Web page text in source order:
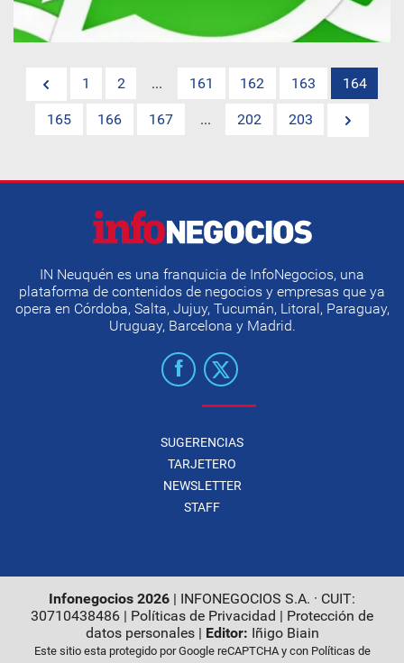
1 2 ... 161 162 163 164
165 166 167 ... 202 203
IN Neuquén es una franquicia de InfoNegocios, una
plataforma de contenidos de negocios y empresas que ya
opera en Córdoba, Salta, Jujuy, Tucumán, Litoral, Paraguay,
Uruguay, Barcelona y Madrid.
SUGERENCIAS
TARJETERO
NEWSLETTER
STAFF
Infonegocios 2026 | INFONEGOCIOS S.A. · CUIT:
30710438486 | Políticas de Privacidad | Protección de
datos personales| Editor: Iñigo Biain
Este sitio esta protegido por Google reCAPTCHA y con Políticas de